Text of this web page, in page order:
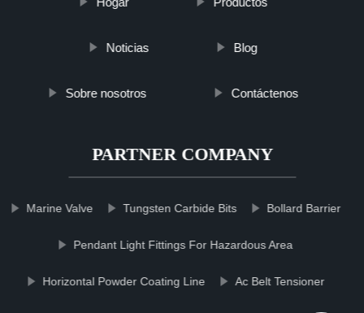
Noticias Blog
Sobre nosotros Contáctenos
PARTNER COMPANY
Marine Valve Tungsten Carbide Bits Bollard Barrier
Pendant Light Fittings For Hazardous Area
Horizontal Powder Coating Line Ac Belt Tensioner